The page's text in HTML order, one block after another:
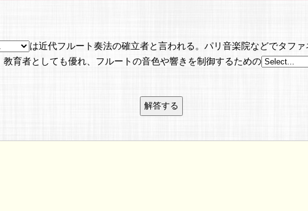
は近代フルート奏法の確立者と言われる。パリ音楽院などでタフ
育者としても優れ、フルートの音色や響きを制御するための